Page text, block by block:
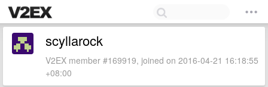
scyllarock
V2EX member #169919, joined on 2016-04-21 16:18:55
+08:00